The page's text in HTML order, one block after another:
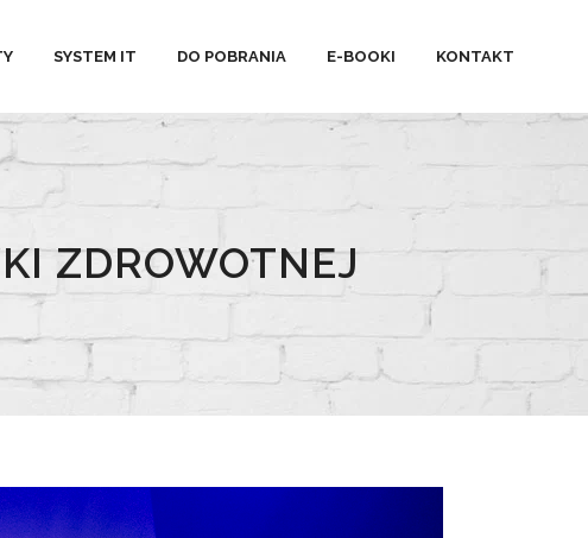
SYSTEM IT DO POBRANIA E-BOOKI KONTAKT
ZDROWOTNEJ